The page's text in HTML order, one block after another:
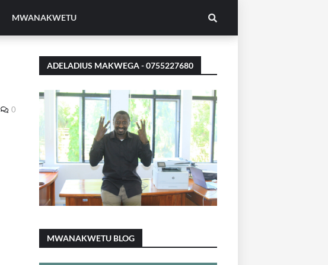
MWANAKWETU
0
ADELADIUS MAKWEGA - 0755227680
MWANAKWETU BLOG